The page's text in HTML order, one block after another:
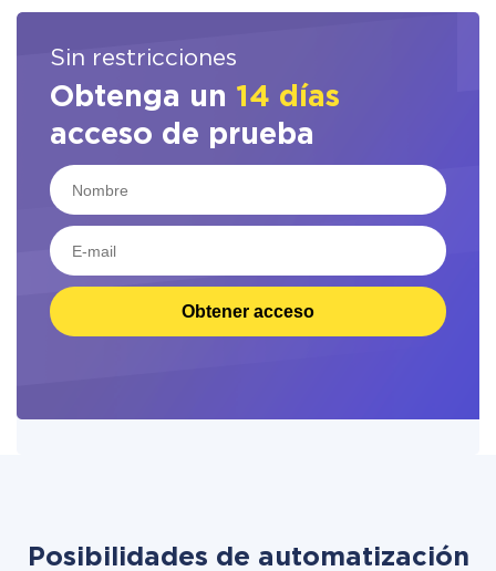
Sin restricciones
Obtenga un 14 días
acceso de prueba
Obtener acceso
Posibilidades de automatización